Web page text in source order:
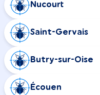
Nucourt
Saint-Gervais
Butry-sur-Oise
Écouen